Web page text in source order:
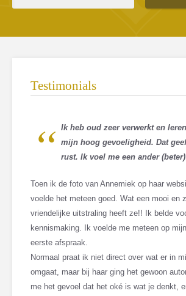
Testimonials
Ik heb oud zeer verwerkt en
mijn hoog gevoeligheid. Dat
rust. Ik voel me een ander
Toen ik de foto van Annemiek op haar
voelde het meteen goed. Wat een mooi en
vriendelijke uitstraling heeft ze!! Ik belde
kennismaking. Ik voelde me meteen op
eerste afspraak.
Normaal praat ik niet direct over wat er in
omgaat, maar bij haar ging het gewoon
me het gevoel dat het oké is wat je denkt,